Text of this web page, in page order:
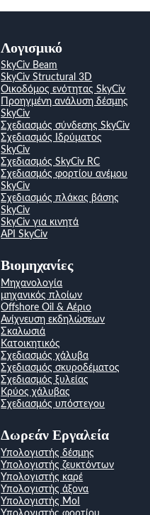
Λογισμικό
SkyCiv Beam
SkyCiv Structural 3D
Οικοδόμος ενότητας SkyCiv
Προηγμένη ανάλυση δέσμης
SkyCiv
Σχεδιασμός σύνδεσης SkyCiv
Σχεδιασμός Ιδρύματος
SkyCiv
Σχεδιασμός SkyCiv RC
Σχεδιασμός φορτίου ανέμου
SkyCiv
Σχεδιασμός πλάκας βάσης
SkyCiv
SkyCiv για κινητά
API SkyCiv
Βιομηχανίες
Μηχανολογία
μηχανικός πλοίων
Offshore Oil & Αέριο
Ανίχνευση εκδηλώσεων
Σκαλωσιά
Κατοικητικός
Σχεδιασμός χάλυβα
Σχεδιασμός σκυροδέματος
Σχεδιασμός ξυλείας
Κρύος χάλυβας
Σχεδιασμός υπόστεγου
Δωρεάν Εργαλεία
Υπολογιστής δέσμης
Υπολογιστής ζευκτόντων
Υπολογιστής καρέ
Υπολογιστής άξονα
Υπολογιστής MoI